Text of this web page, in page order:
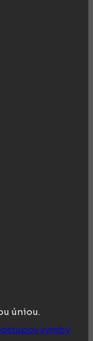
úniou.
výroby